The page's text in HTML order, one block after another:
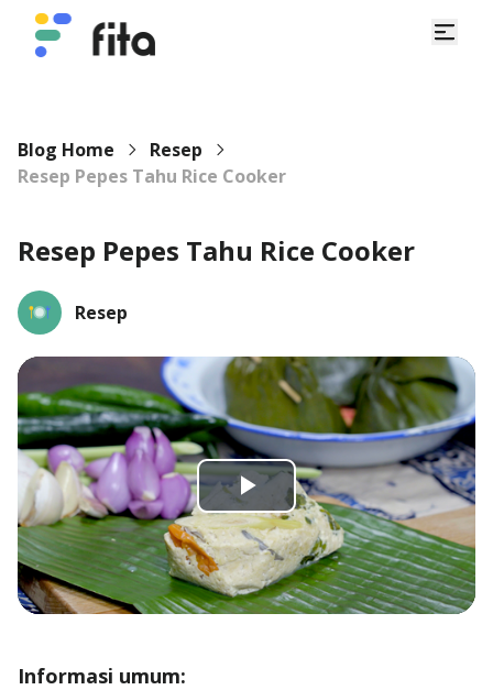
Blog Home
Resep
Resep Pepes Tahu Rice Cooker
Resep Pepes Tahu Rice Cooker
Resep
Play
Video
Informasi umum: